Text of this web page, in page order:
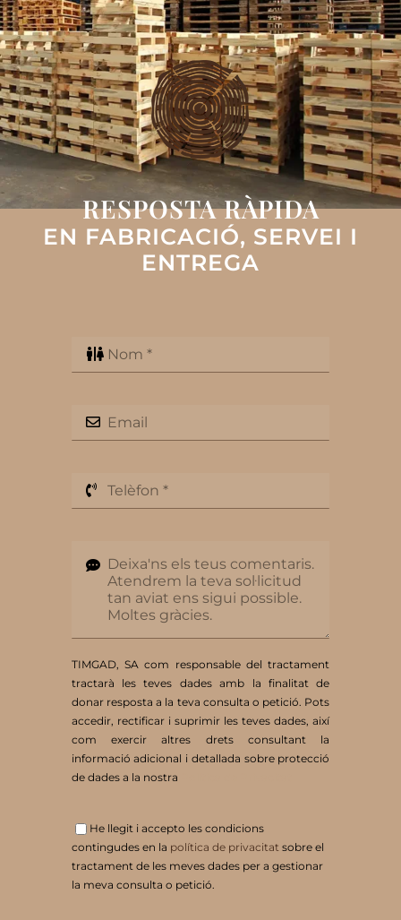
RESPOSTA RÀPIDA
EN FABRICACIÓ, SERVEI I
ENTREGA
TIMGAD, SA com responsable del tractament
tractarà les teves dades amb la finalitat de
donar resposta a la teva consulta o petició. Pots
accedir, rectificar i suprimir les teves dades, així
com exercir altres drets consultant la
informació adicional i detallada sobre protecció
de dades a la nostra
He llegit i accepto les condicions
contingudes en la política de privacitat sobre el
tractament de les meves dades per a gestionar
la meva consulta o petició.